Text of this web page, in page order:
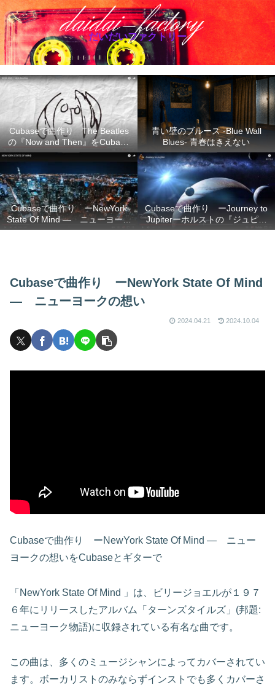
だいだいファクトリー
Cubaseで曲作り The Beatles
の『Now and Then』をCubase
で再現
青い壁のブルース -Blue Wall
Blues- 青春はきえない
Cubaseで曲作り ーNewYork
State Of Mind ― ニューヨーク
の想い
Cubaseで曲作り ーJourney to
Jupiterーホルストの『ジュピタ
ー』の不朽のメロディーを
Cubaseで曲作り ーNewYork State Of Mind
― ニューヨークの想い
2024.04.21 2024.10.04
Cubaseで曲作り ーNewYork State Of Mind ― ニュー
ヨークの想いをCubaseとギターで
「NewYork State Of Mind 」は、ビリージョエルが１９７
６年にリリースしたアルバム「ターンズタイルズ」(邦題:
ニューヨーク物語)に収録されている有名な曲です。
この曲は、多くのミュージシャンによってカバーされてい
ます。ボーカリストのみならずインストでも多くカバーさ